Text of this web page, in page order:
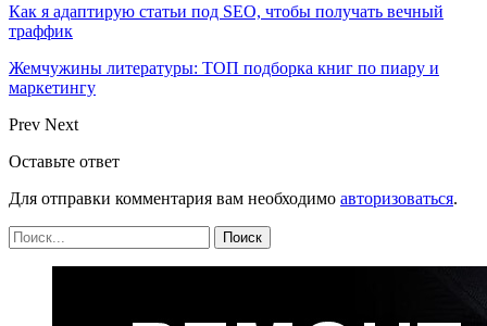
Как я адаптирую статьи под SEO, чтобы получать вечный
траффик
Жемчужины литературы: ТОП подборка книг по пиару и
маркетингу
Prev Next
Оставьте ответ
Для отправки комментария вам необходимо авторизоваться.